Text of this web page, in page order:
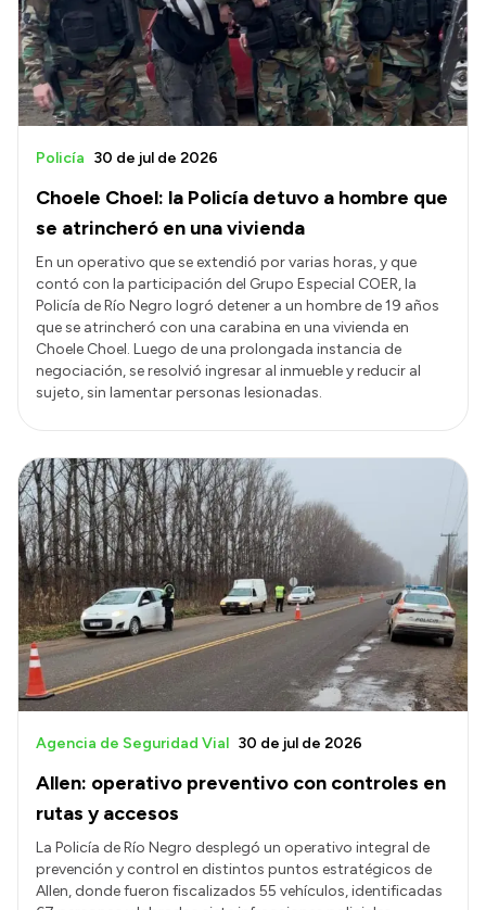
Choele Choel: la Policía detuvo a hombre que
se atrincheró en una vivienda
Policía 30 de jul de 2026
En un operativo que se extendió por varias horas, y que
contó con la participación del Grupo Especial COER, la
Policía de Río Negro logró detener a un hombre de 19 años
que se atrincheró con una carabina en una vivienda en
Choele Choel. Luego de una prolongada instancia de
negociación, se resolvió ingresar al inmueble y reducir al
sujeto, sin lamentar personas lesionadas.
Allen: operativo preventivo con controles en
rutas y accesos
Agencia de Seguridad Vial 30 de jul de 2026
La Policía de Río Negro desplegó un operativo integral de
prevención y control en distintos puntos estratégicos de
Allen, donde fueron fiscalizados 55 vehículos, identificadas